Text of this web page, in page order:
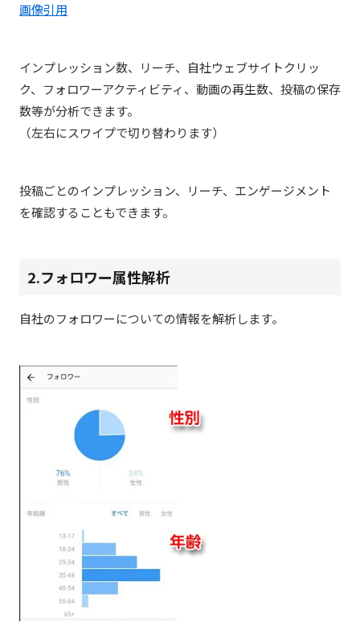
画像引用
インプレッション数、リーチ、自社ウェブサイトクリッ
ク、フォロワーアクティビティ、動画の再生数、投稿の保存
数等が分析できます。
（左右にスワイプで切り替わります）
投稿ごとのインプレッション、リーチ、エンゲージメント
を確認することもできます。
2.フォロワー属性解析
自社のフォロワーについての情報を解析します。